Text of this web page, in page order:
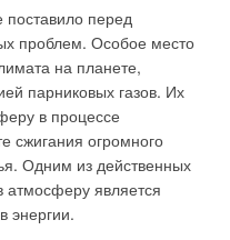
поставило перед
проблем. Особое место
на планете,
парниковых газов. Их
в процессе
сжигания огромного
Одним из действенных
атмосферу является
энергии.
движется воздух.
в канализационном
затворов у
современным
поэтажного отвода в
его сечение
поршень) на уровне
стояку.